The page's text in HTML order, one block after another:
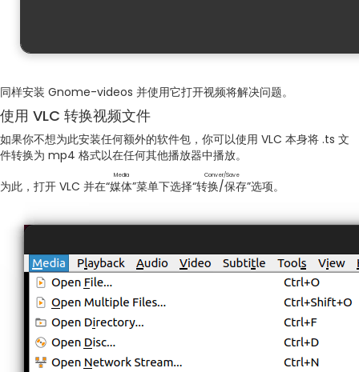
同样安装 Gnome-videos 并使用它打开视频将解决问题。
使用 VLC 转换视频文件
如果你不想为此安装任何额外的软件包，你可以使用 VLC 本身将 .ts 文
件转换为 mp4 格式以在任何其他播放器中播放。
为此，打开 VLC 并在“媒体
Media
”菜单下选择“转换/保存
Conver/Save
”选项。